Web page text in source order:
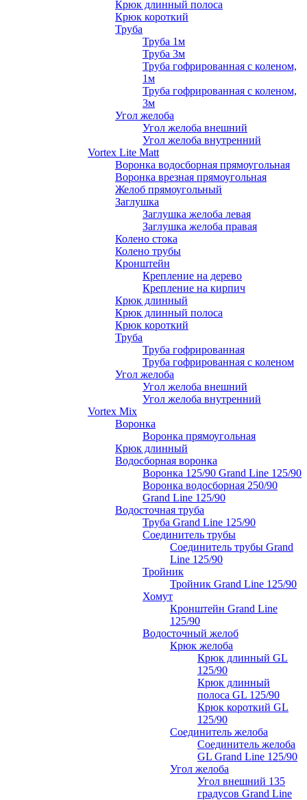
Крюк длинный полоса
Крюк короткий
Труба
Труба 1м
Труба 3м
Труба гофрированная с коленом,
1м
Труба гофрированная с коленом,
3м
Угол желоба
Угол желоба внешний
Угол желоба внутренний
Vortex Lite Matt
Воронка водосборная прямоугольная
Воронка врезная прямоугольная
Желоб прямоугольный
Заглушка
Заглушка желоба левая
Заглушка желоба правая
Колено стока
Колено трубы
Кронштейн
Крепление на дерево
Крепление на кирпич
Крюк длинный
Крюк длинный полоса
Крюк короткий
Труба
Труба гофрированная
Труба гофрированная с коленом
Угол желоба
Угол желоба внешний
Угол желоба внутренний
Vortex Mix
Воронка
Воронка прямоугольная
Крюк длинный
Водосборная воронка
Воронка 125/90 Grand Line 125/90
Воронка водосборная 250/90
Grand Line 125/90
Водосточная труба
Труба Grand Line 125/90
Соединитель трубы
Соединитель трубы Grand
Line 125/90
Тройник
Тройник Grand Line 125/90
Хомут
Кронштейн Grand Line
125/90
Водосточный желоб
Крюк желоба
Крюк длинный GL
125/90
Крюк длинный
полоса GL 125/90
Крюк короткий GL
125/90
Соединитель желоба
Соединитель желоба
GL Grand Line 125/90
Угол желоба
Угол внешний 135
градусов Grand Line